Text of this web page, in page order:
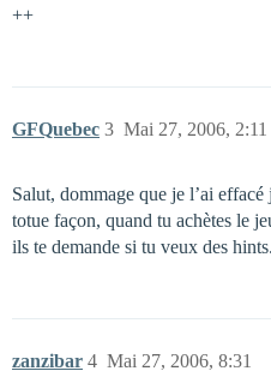
++
GFQuebec Mai 27, 2006, 2:11
3
Salut, dommage que je l’ai
totue façon, quand tu achètes le
ils te demande si tu veux des
zanzibar Mai 27, 2006, 8:31
4